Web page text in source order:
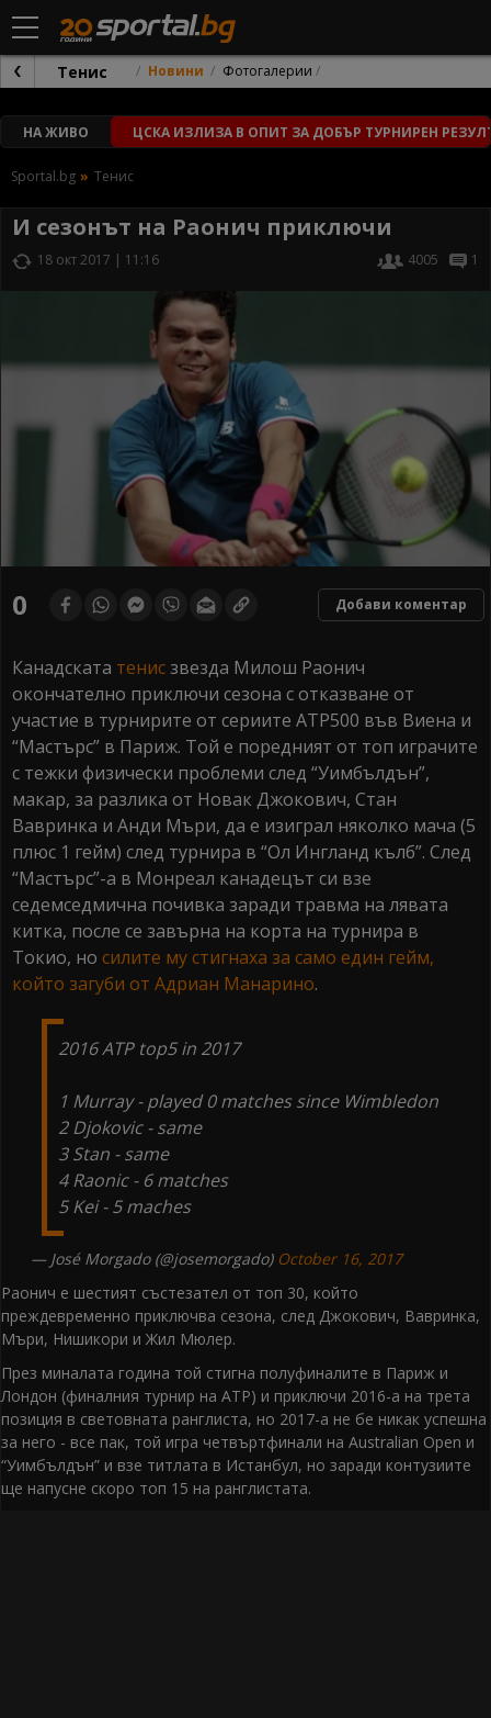
Тенис Новини Фотогалерии
НА ЖИВО ЦСКА ИЗЛИЗА В ОПИТ ЗА ДОБЪР ТУРНИРЕН
Sportal.bg Тенис
И сезонът на Раонич приключи
18 окт 2017 | 11:16 4005 1
0 Добави коментар
Канадската тенис звезда Милош Раонич
окончателно приключи сезона с отказване от
участие в турнирите от сериите АТР500 във Виена и
“Мастърс” в Париж. Той е поредният от топ играчите
с тежки физически проблеми след “Уимбълдън”,
макар, за разлика от Новак Джокович, Стан
Вавринка и Анди Мъри, да е изиграл няколко мача (5
плюс 1 гейм) след турнира в “Ол Ингланд кълб”. След
“Мастърс”-а в Монреал канадецът си взе
седемседмична почивка заради травма на лявата
китка, после се завърна на корта на турнира в
Токио, но силите му стигнаха за само един гейм,
който загуби от Адриан Манарино.
2016 ATP top5 in 2017
1 Murray - played 0 matches since Wimbledon
2 Djokovic - same
3 Stan - same
4 Raonic - 6 matches
5 Kei - 5 maches
— José Morgado (@josemorgado) October 16, 2017
Раонич е шестият състезател от топ 30, който
преждевременно приключва сезона, след Джокович, Вавринка,
Мъри, Нишикори и Жил Мюлер.
През миналата година той стигна полуфиналите в Париж и
Лондон (финалния турнир на АТР) и приключи 2016-а на трета
позиция в световната ранглиста, но 2017-а не бе никак успешна
за него - все пак, той игра четвъртфинали на Australian Open и
“Уимбълдън” и взе титлата в Истанбул, но заради контузиите
ще напусне скоро топ 15 на ранглистата.